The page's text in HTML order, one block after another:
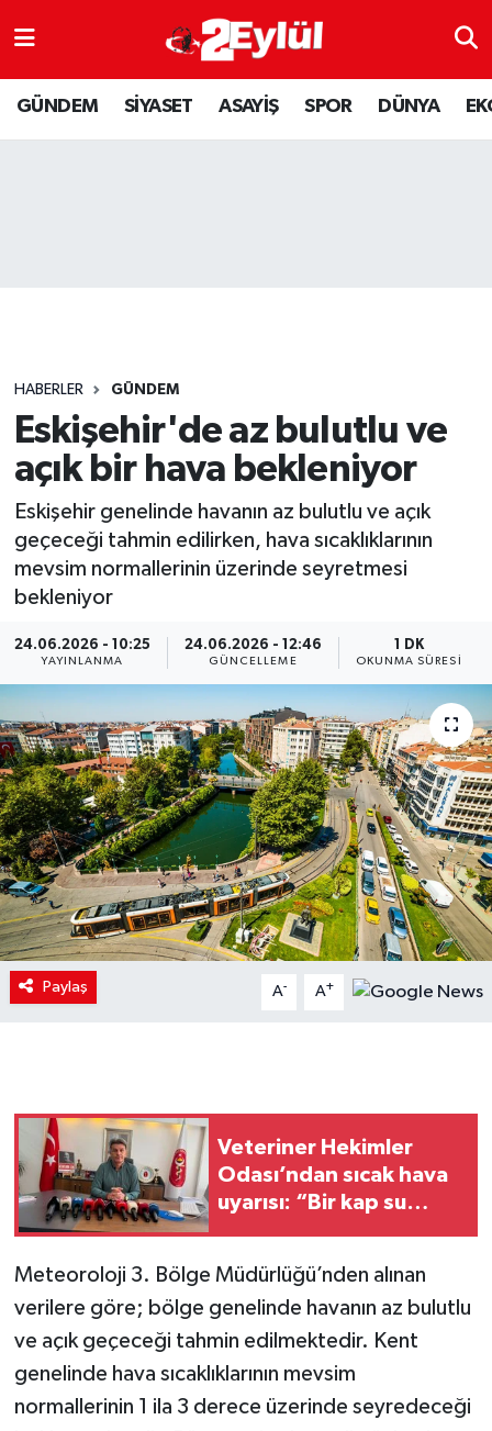
GÜNDEM SİYASET ASAYİŞ SPOR DÜNYA
HABERLER GÜNDEM
Eskişehir'de az bulutlu ve
açık bir hava bekleniyor
Eskişehir genelinde havanın az bulutlu ve açık
geçeceği tahmin edilirken, hava sıcaklıklarının
mevsim normallerinin üzerinde seyretmesi
bekleniyor
24.06.2026 - 10:25
YAYINLANMA
24.06.2026 - 12:46
GÜNCELLEME
1 DK
OKUNMA SÜRESI
Paylaş A- A+
Veteriner Hekimler
Odası’ndan sıcak hava
uyarısı: “Bir kap su
Meteoroloji 3. Bölge Müdürlüğü’nden alınan
verilere göre; bölge genelinde havanın az bulutlu
ve açık geçeceği tahmin edilmektedir. Kent
genelinde hava sıcaklıklarının mevsim
normallerinin 1 ila 3 derece üzerinde seyredeceği
ASAYİŞ
DÜNYA
SPOR
YAŞAM
Nöbetçi Eczaneler
Hava Durumu
Son Dakika Haberleri
Haber Arşivi